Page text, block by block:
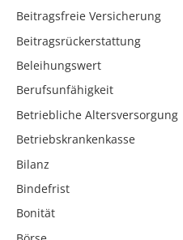
Beitragsfreie Versicherung
Beitragsrückerstattung
Beleihungswert
Berufsunfähigkeit
Betriebliche Altersversorgung
Betriebskrankenkasse
Bilanz
Bindefrist
Bonität